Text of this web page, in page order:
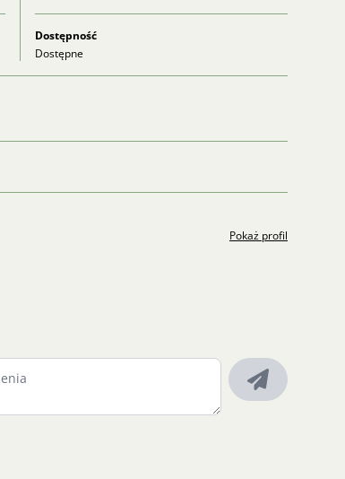
Dostępność
Dostępne
Pokaż profil